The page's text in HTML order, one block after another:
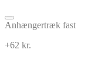
Anhængertræk fast
+62 kr.